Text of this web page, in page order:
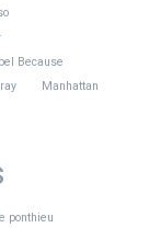
Because
Manhattan
ponthieu